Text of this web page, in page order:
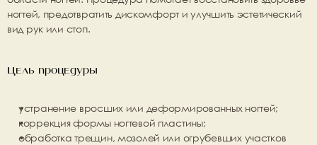
ногтей, предотвратить дискомфорт и улучшить эстетический
вид рук или стоп.
Цель процедуры
устранение вросших или деформированных ногтей;
коррекция формы ногтевой пластины;
обработка трещин, мозолей или огрубевших участков